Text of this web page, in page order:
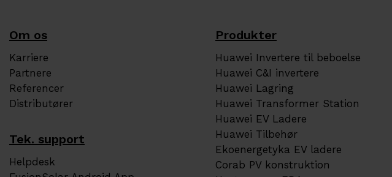
Om os
Karriere
Partnere
Referencer
Distributører
Tek. support
Helpdesk
Produkter
Huawei Invertere til beboelse
Huawei C&I invertere
Huawei Lagring
Huawei Transformer Station
Huawei EV Ladere
Huawei Tilbehør
Ekoenergetyka EV ladere
Corab PV konstruktion